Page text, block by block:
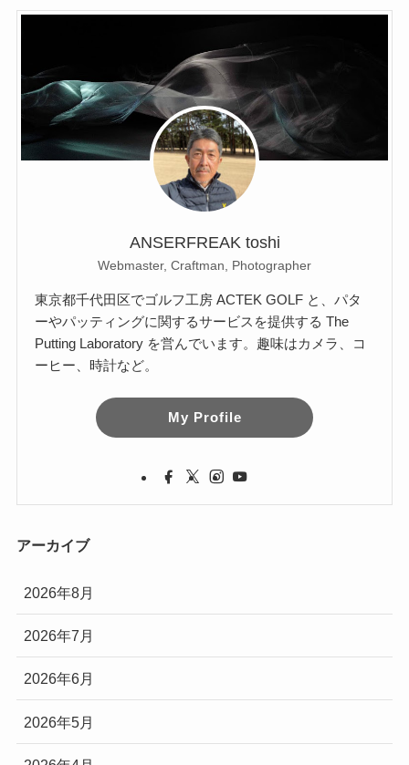
ANSERFREAK toshi
Webmaster, Craftman, Photographer
東京都千代田区でゴルフ工房 ACTEK GOLF と、パタ
ーやパッティングに関するサービスを提供する The
Putting Laboratory を営んでいます。趣味はカメラ、コ
ーヒー、時計など。
My Profile
アーカイブ
2026年8月
2026年7月
2026年6月
2026年5月